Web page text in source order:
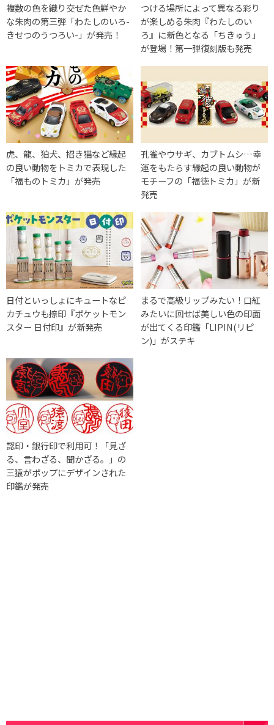
複数の色を織り交ぜた色鮮やか
な朱肉の第三弾「わたしのいろ-
きせつのうつろい-」が発売！
つける場所によって異なる彩り
が楽しめる朱肉『わたしのい
ろ』に新色となる「ちきゅう」
が登場！第一弾復刻版も発売
虎、龍、狛犬、招き猫など縁起
の良い動物をトミカで表現した
「福ものトミカ」が発売
孔雀やウサギ、カブトムシ…幸
運をもたらす縁起の良い動物が
モチーフの「福徳トミカ」が新
発売
日付といっしょにキュートなピ
カチュウも捺印『ポケットモン
スター 日付印』が新発売
まるで高級リップみたい！口紅
みたいに回せば美しい色の印面
が出てくる印鑑「LIPIN(リピ
ン)」がステキ
認印・銀行印で利用可！「見ざ
る、言わざる、聞かざる。」の
三猿がポップにデザインされた
印鑑が発売